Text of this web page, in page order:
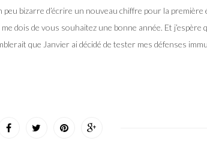
bizarre d’écrire un nouveau chiffre pour la première
dois de vous souhaitez une bonne année. Et j’espère
que Janvier ai décidé de tester mes défenses